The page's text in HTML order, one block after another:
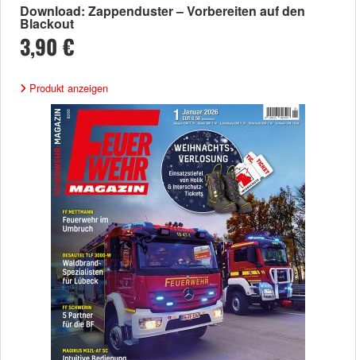
Download: Zappenduster – Vorbereiten auf den
Blackout
3,90 €
Produkt anzeigen